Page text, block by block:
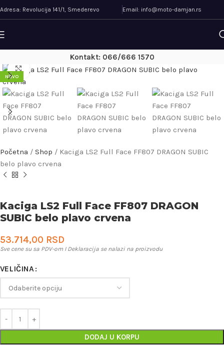
Adresa: Revolucija 141/1, Smederevo Email: info@moto-damjan.rs
Kontakt: 066/666 1570
NOVO
Uveličaj
Početna / Shop / Kaciga LS2 Full Face FF807 DRAGON SUBIC
belo plavo crvena
Kaciga LS2 Full Face FF807 DRAGON
SUBIC belo plavo crvena
53.714,00 RSD
Sve cene su sa PDV-om I Deklaracija se nalazi na proizvodu
VELIČINA
DODAJ U KORPU